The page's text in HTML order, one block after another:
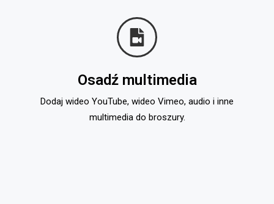
Osadź multimedia
Dodaj wideo YouTube, wideo Vimeo, audio i inne
multimedia do broszury.